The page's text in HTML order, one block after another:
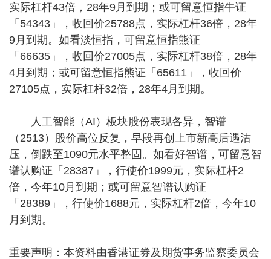
实际杠杆43倍，28年9月到期；或可留意恒指牛证
「54343」，收回价25788点，实际杠杆36倍，28年
9月到期。如看淡恒指，可留意恒指熊证
「66635」，收回价27005点，实际杠杆38倍，28年
4月到期；或可留意恒指熊证「65611」，收回价
27105点，实际杠杆32倍，28年4月到期。
人工智能（AI）板块股份表现各异，智谱
（2513）股价高位反复，早段再创上市新高后遇沽
压，倒跌至1090元水平整固。如看好智谱，可留意智
谱认购证「28387」，行使价1999元，实际杠杆2
倍，今年10月到期；或可留意智谱认购证
「28389」，行使价1688元，实际杠杆2倍，今年10
月到期。
重要声明：本资料由香港证券及期货事务监察委员会